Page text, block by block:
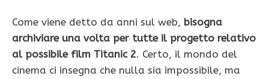
Come viene detto da anni sul web, bisogna
archiviare una volta per tutte il progetto relativo
al possibile film Titanic 2. Certo, il mondo del
cinema ci insegna che nulla sia impossibile, ma